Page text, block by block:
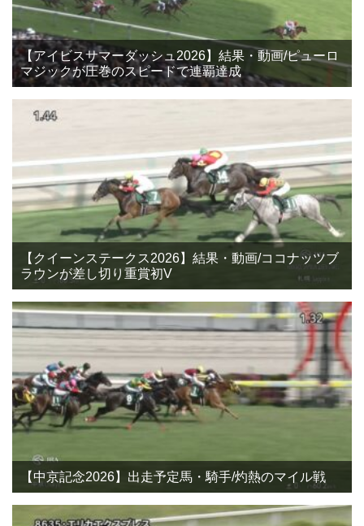
【アイビスサマーダッシュ2026】結果・動画/ピューロ
マジックが圧巻のスピードで連覇達成
【クイーンステークス2026】結果・動画/ココナッツブ
ラウンが差し切り重賞初V
【中京記念2026】出走予定馬・騎手/灼熱のマイル戦